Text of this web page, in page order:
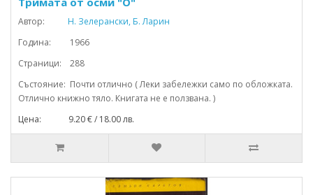
Автор:
Н. Зелерански, Б. Ларин
Година: 1966
Страници: 288
Състояние: Почти отлично ( Леки забележки само по обложката.
Отлично книжно тяло. Книгата не е ползвана. )
Цена: 9.20 € / 18.00 лв.